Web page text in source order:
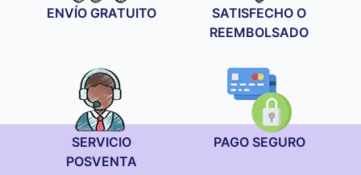
ENVÍO GRATUITO
SATISFECHO O
REEMBOLSADO
SERVICIO
POSVENTA
PAGO SEGURO